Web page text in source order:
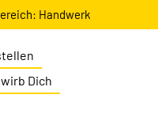
Handwerk
Dich